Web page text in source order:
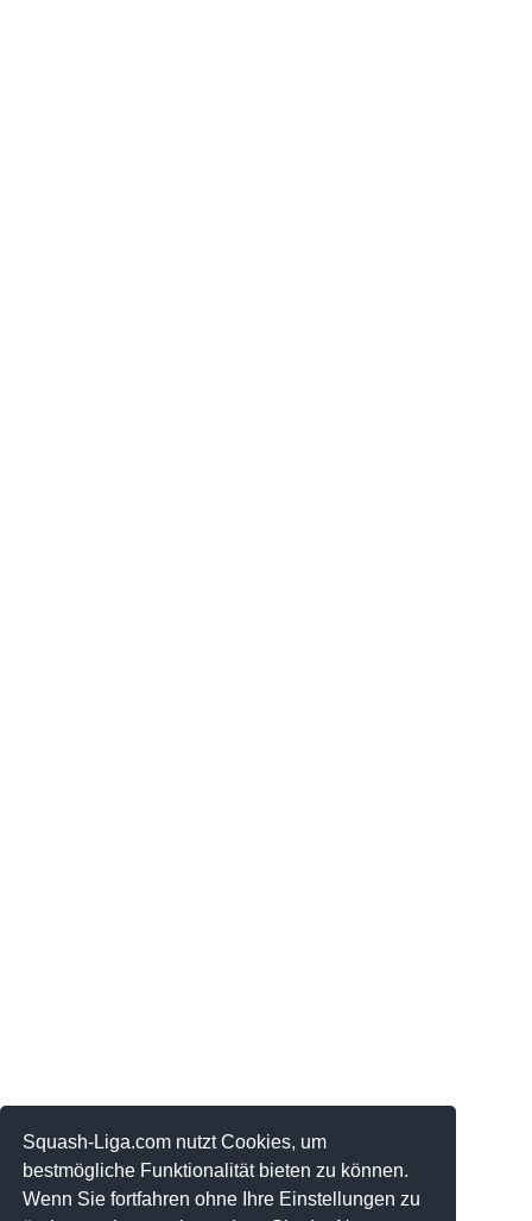
Squash-Liga.com nutzt Cookies, um
bestmögliche Funktionalität bieten zu können.
Wenn Sie fortfahren ohne Ihre Einstellungen zu